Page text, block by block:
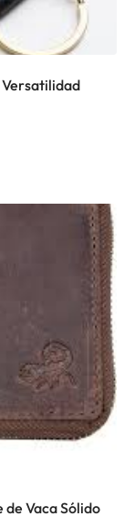
Versatilidad
Vaca Sólido